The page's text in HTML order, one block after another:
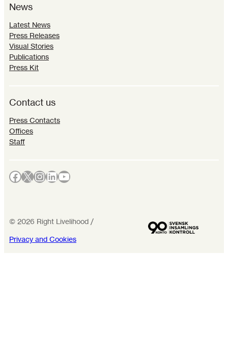
News
Latest News
Press Releases
Visual Stories
Publications
Press Kit
Contact us
Press Contacts
Offices
Staff
Facebook X InstagramLinkedIn YouTube
© 2026 Right Livelihood /
Privacy and Cookies